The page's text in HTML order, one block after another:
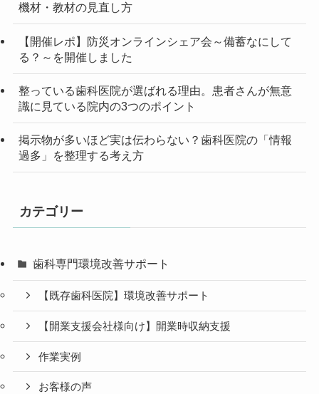
機材・教材の見直し方
【開催レポ】防災オンラインシェア会～備蓄なにして
る？～を開催しました
整っている歯科医院が選ばれる理由。患者さんが無意
識に見ている院内の3つのポイント
掲示物が多いほど実は伝わらない？歯科医院の「情報
過多」を整理する考え方
カテゴリー
歯科専門環境改善サポート
【既存歯科医院】環境改善サポート
【開業支援会社様向け】開業時収納支援
作業実例
お客様の声